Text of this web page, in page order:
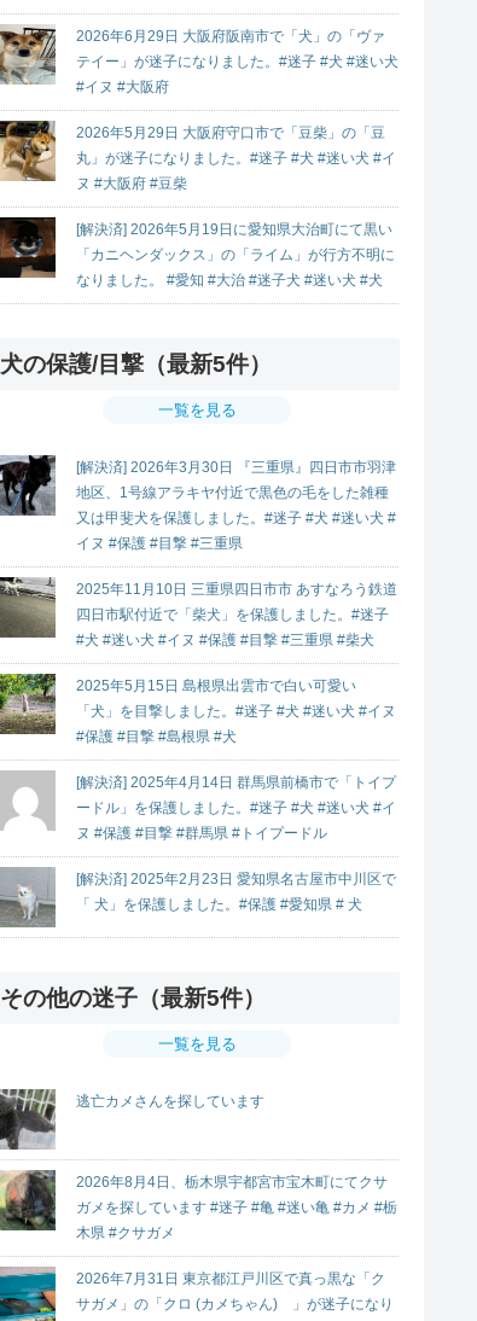
2026年6月29日 大阪府阪南市で「犬」の「ヴァ
テイー」が迷子になりました。#迷子 #犬 #迷い犬
#イヌ #大阪府
2026年5月29日 大阪府守口市で「豆柴」の「豆
丸」が迷子になりました。#迷子 #犬 #迷い犬 #イ
ヌ #大阪府 #豆柴
[解決済] 2026年5月19日に愛知県大治町にて黒い
「カニヘンダックス」の「ライム」が行方不明に
なりました。 #愛知 #大治 #迷子犬 #迷い犬 #犬
犬の保護/目撃（最新5件）
一覧を見る
[解決済] 2026年3月30日 『三重県』四日市市羽津
地区、1号線アラキヤ付近で黒色の毛をした雑種
又は甲斐犬を保護しました。#迷子 #犬 #迷い犬 #
イヌ #保護 #目撃 #三重県
2025年11月10日 三重県四日市市 あすなろう鉄道
四日市駅付近で「柴犬」を保護しました。#迷子
#犬 #迷い犬 #イヌ #保護 #目撃 #三重県 #柴犬
2025年5月15日 島根県出雲市で白い可愛い
「犬」を目撃しました。#迷子 #犬 #迷い犬 #イヌ
#保護 #目撃 #島根県 #犬
[解決済] 2025年4月14日 群馬県前橋市で「トイプ
ードル」を保護しました。#迷子 #犬 #迷い犬 #イ
ヌ #保護 #目撃 #群馬県 #トイプードル
[解決済] 2025年2月23日 愛知県名古屋市中川区で
「 犬」を保護しました。#保護 #愛知県 # 犬
その他の迷子（最新5件）
一覧を見る
逃亡カメさんを探しています
2026年8月4日、栃木県宇都宮市宝木町にてクサ
ガメを探しています #迷子 #亀 #迷い亀 #カメ #栃
木県 #クサガメ
2026年7月31日 東京都江戸川区で真っ黒な「ク
サガメ」の「クロ (カメちゃん) 」が迷子になり